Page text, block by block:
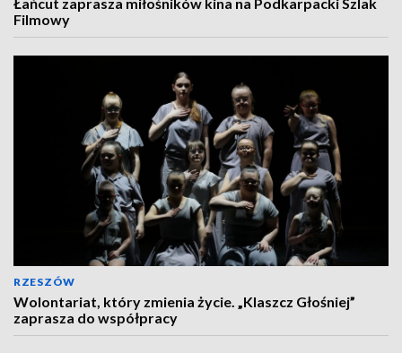
Filmowy
RZESZÓW
Wolontariat, który zmienia życie. „Klaszcz Głośniej”
zaprasza do współpracy